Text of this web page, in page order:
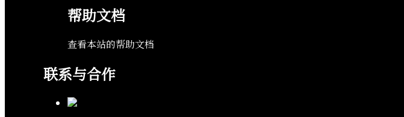
帮助文档
查看本站的帮助文档
联系与合作